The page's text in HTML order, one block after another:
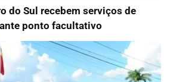
do Sul recebem serviços de
ponto facultativo